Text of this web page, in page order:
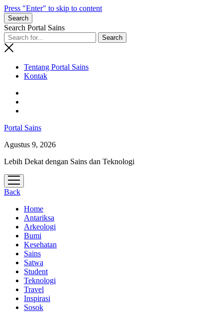
Press "Enter" to skip to content
Search
Search Portal Sains
Tentang Portal Sains
Kontak
Portal Sains
Agustus 9, 2026
Lebih Dekat dengan Sains dan Teknologi
open
menu
Back
Home
Antariksa
Arkeologi
Bumi
Kesehatan
Sains
Satwa
Student
Teknologi
Travel
Inspirasi
Sosok